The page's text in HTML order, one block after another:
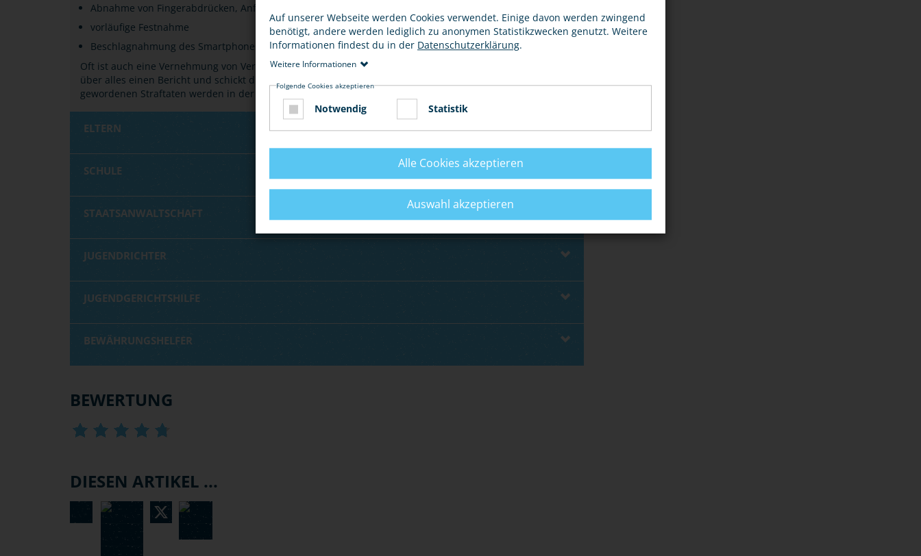
Abnahme von Fingerabdrücken, Anfertigung von Lichtbildern
vorläufige Festnahme
Beschlagnahmung des Smartphones
Oft ist auch eine Vernehmung von Verwandten, Bekannten oder Freunden erforderlich. Die Polizei erstellt
über alles einen Bericht und schickt diesen an die Staatsanwaltschaft. Alle der Polizei bekannt
gewordenen Straftaten werden in der Polizeilichen Kriminalstatistik (PKS) erfasst.
ELTERN
SCHULE
STAATSANWALTSCHAFT
JUGENDRICHTER
JUGENDGERICHTSHILFE
BEWÄHRUNGSHELFER
BEWERTUNG
DIESEN ARTIKEL ...
Auf unserer Webseite werden Cookies verwendet. Einige davon werden zwingend
benötigt, andere werden lediglich zu anonymen Statistikzwecken genutzt. Weitere
Informationen findest du in der Datenschutzerklärung.
Weitere Informationen
Folgende Cookies akzeptieren
Notwendig Statistik
Alle Cookies akzeptieren
Auswahl akzeptieren